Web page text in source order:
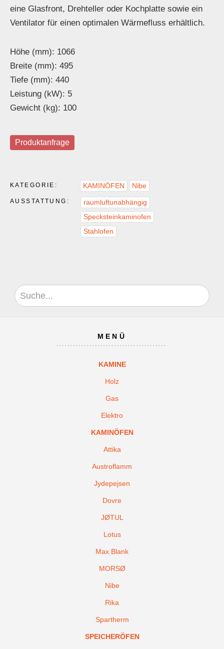
eine Glasfront, Drehteller oder Kochplatte sowie ein
Ventilator für einen optimalen Wärmefluss erhältlich.
Höhe (mm): 1066
Breite (mm): 495
Tiefe (mm): 440
Leistung (kW): 5
Gewicht (kg): 100
Produktanfrage
KATEGORIE: KAMINÖFEN Nibe
AUSSTATTUNG:
raumluftunabhängig
Specksteinkaminofen
Stahlofen
MENÜ
KAMINE
Holz
Gas
Elektro
KAMINÖFEN
Attika
Austroflamm
Jydepejsen
Dovre
JØTUL
Lotus
Max Blank
MORSØ
Nibe
Rika
Spartherm
SPEICHERÖFEN